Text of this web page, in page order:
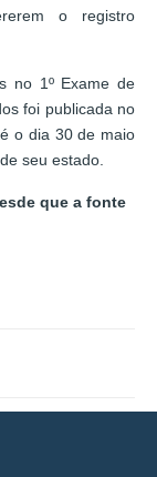
o registro
no 1º Exame de
foi publicada no
o dia 30 de maio
seu estado.
que a fonte